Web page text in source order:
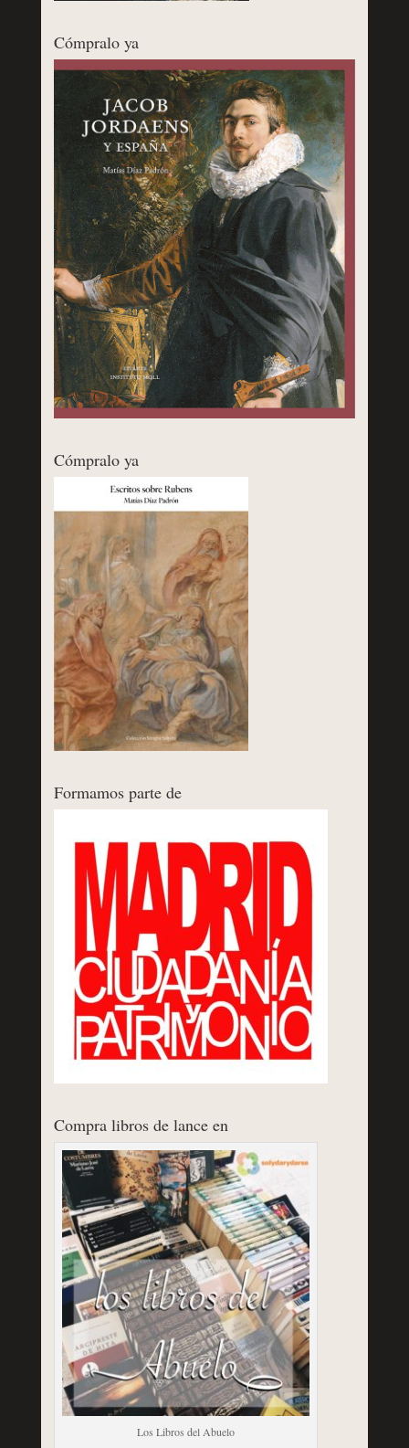
Cómpralo ya
Cómpralo ya
Formamos parte de
Compra libros de lance en
Los Libros del Abuelo